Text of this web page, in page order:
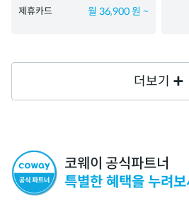
제휴카드 월 36,900 원 ~
더보기
코웨이 공식파트너
특별한 혜택을 누려